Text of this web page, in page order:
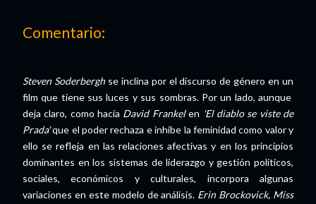
Comentario:
Steven Soderbergh se inclina por el discurso de género en un
film que tiene sus luces y sus sombras. Por un lado, aunque
deja claro, como hacía David Frankelen 'El diablo se viste de
Prada'que el poder rechaza e inhibe la feminidad como valor y
ello se refleja en las relaciones afectivas y en los principios
dominantes en los sistemas de liderazgo y gestión políticos,
sociales, económicos y culturales, incorpora algunas
variaciones en este modelo de análisis. Erin Brockovick, Miss